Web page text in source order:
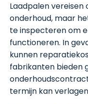
Laadpalen
onderhoud, maar
te inspecteren om
functioneren. In
kunnen
fabrikanten bieden
termijn kan